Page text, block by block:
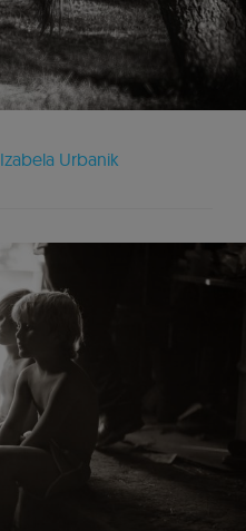
Izabela Urbanik